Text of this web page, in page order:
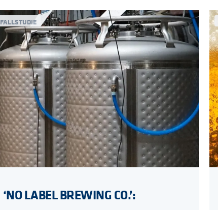
FALLSTUDIE
‘NO LABEL BREWING CO.’: